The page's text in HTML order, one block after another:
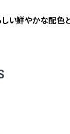
い鮮やかな配